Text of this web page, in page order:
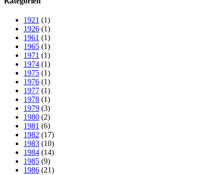
1921 (1)
1926 (1)
1961 (1)
1965 (1)
1971 (1)
1974 (1)
1975 (1)
1976 (1)
1977 (1)
1978 (1)
1979 (3)
1980 (2)
1981 (6)
1982 (17)
1983 (10)
1984 (14)
1985 (9)
1986 (21)